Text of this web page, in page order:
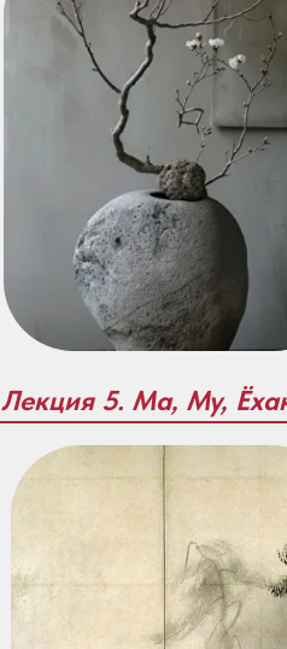
Лекция 5. Ма, Му,